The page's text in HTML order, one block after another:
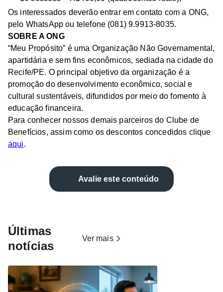
Os interessados deverão entrar em contato com a ONG,
pelo WhatsApp ou telefone (081) 9.9913-8035.
SOBRE A ONG
“Meu Propósito” é uma Organização Não Governamental,
apartidária e sem fins econômicos, sediada na cidade do
Recife/PE. O principal objetivo da organização é a
promoção do desenvolvimento econômico, social e
cultural sustentáveis, difundidos por meio do fomento à
educação financeira.
Para conhecer nossos demais parceiros do Clube de
Benefícios, assim como os descontos concedidos clique
aqui.
Avalie este conteúdo
Últimas
notícias
Ver mais